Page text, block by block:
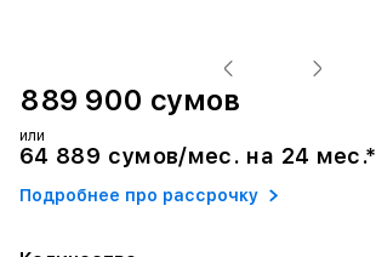
889 900 сумов
или
64 889 сумов/мес. на 24 мес.*
Подробнее про рассрочку